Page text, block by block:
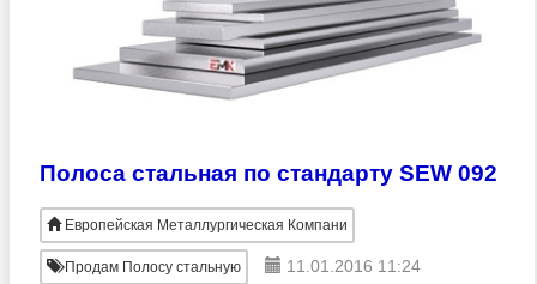
Полоса стальная по стандарту SEW 092
Европейская Металлургическая Компани
Продам Полосу стальную
11.01.2016 11:24